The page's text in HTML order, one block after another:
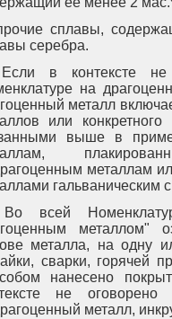
сплавы,
серебра.
в контексте не
на
металл
или
выше в
металлам
гальваническим
всей
металлом"
металла, на одну
сварки, горячей
нанесено
не
металл,